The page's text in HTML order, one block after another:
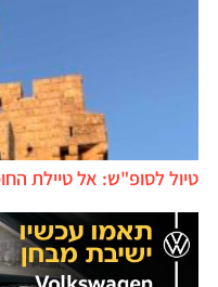
טיול לסופ"ש: אל טיילת